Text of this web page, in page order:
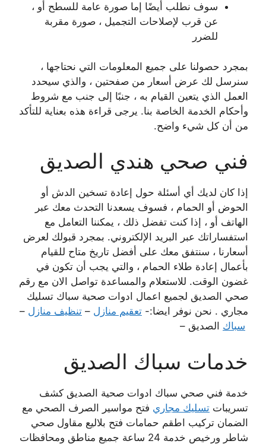
سوف نطلب أيضًا إما صورة عامة للسطح أو ،
عن قرب لإصلاحات التجميل ، صورة مقربة
للضرر
بمجرد حصولنا على جميع المعلومات التي نحتاجها ،
سنرسل لك عرض أسعار من صفحتين ، والذي سيحدد
العمل الذي يتعين القيام به ، جنبًا إلى جنب مع شروط
وأحكام الخدمة الخاصة بنا. يرجى قراءة هذه بعناية للتأكد
من أن كل شيء واضح.
فني صحي هندي الصديق
إذا كان لديك أي أسئلة حول إعادة تسخين الدش أو
الحوض أو الحمام ، فسوف يسعدنا التحدث معك عبر
الهاتف أو ، إذا كنت تفضل ذلك ، يمكننا التعامل مع
استفساراتك عبر البريد الإلكتروني. بمجرد قبولك لعرض
أسعارنا ، سنتفق معك على أفضل تاريخ متاح للقيام
بأعمال إعادة طلاء الحمام ، والتي يجب أن تكون في
غضون الوقت. للاستعلام والمساعدة تواصل الان مع رقم
صحي الصديق لجميع اعمال ادوات صحية سباك تسليك
مجاري . نحن نوفر ايضا:- تعقيم منازل – تنظيف منازل –
سباك الصديق –
خدمات سباك الصديق
خدمة فني صحي سباك ادوات صحية الصديق كشف
تسريبات تسليك مجاري فتح مواسير الصرف الصحي مع
الضمان تركيب اطقم حمامات فتح بلاليع مقاول صحي
شاطر ورخيص خدمة 24 ساعة جميع مناطق ومحافظات